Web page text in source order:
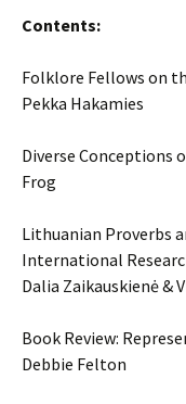
Contents:
Folklore Fellows on
Pekka Hakamies
Diverse Conceptions
Frog
Lithuanian Proverbs
International
Dalia Zaikauskienė &
Book Review:
Debbie Felton